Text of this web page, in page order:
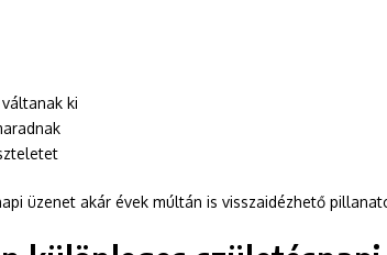
ki
üzenet akár évek múltán is visszaidézhető